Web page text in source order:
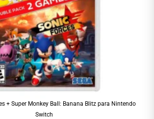
+ Super Monkey Ball: Banana Blitz para Nintendo
Switch